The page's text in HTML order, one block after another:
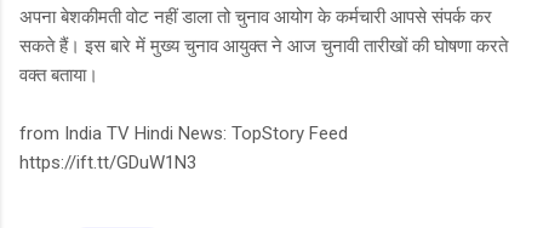
अपना बेशकीमती वोट नहीं डाला तो चुनाव आयोग के कर्मचारी आपसे संपर्क कर
सकते हैं। इस बारे में मुख्य चुनाव आयुक्त ने आज चुनावी तारीखों की घोषणा करते
वक्त बताया।
from India TV Hindi News: TopStory Feed
https://ift.tt/GDuW1N3